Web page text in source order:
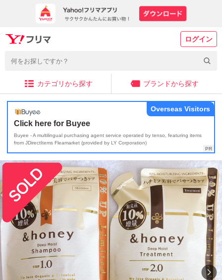
ログイン
カテゴリから探す ブランドから探す
Click here for Buyee
Buyee - A multilingual purchasing agent service operated by tenso, featuring items
from JDirectItems Fleamarket (provided by LY Corporation)
Overseas Visitors